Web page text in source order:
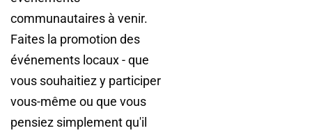
communautaires à venir.
Faites la promotion des
événements locaux - que
vous souhaitiez y participer
vous-même ou que vous
pensiez simplement qu'il